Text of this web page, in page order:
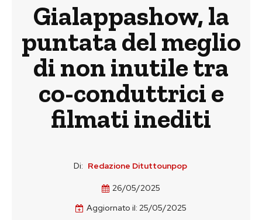
Gialappashow, la
puntata del meglio
di non inutile tra
co-conduttrici e
filmati inediti
Di: Redazione Dituttounpop
26/05/2025
Aggiornato il: 25/05/2025